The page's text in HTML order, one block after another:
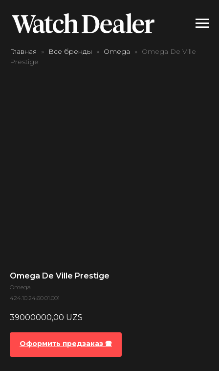
Главная Все бренды Omega
Omega De Ville
Prestige
Omega De Ville Prestige
Omega
424.10.24.60.01.001
39000000,00 UZS
Оформить предзаказ 🕿